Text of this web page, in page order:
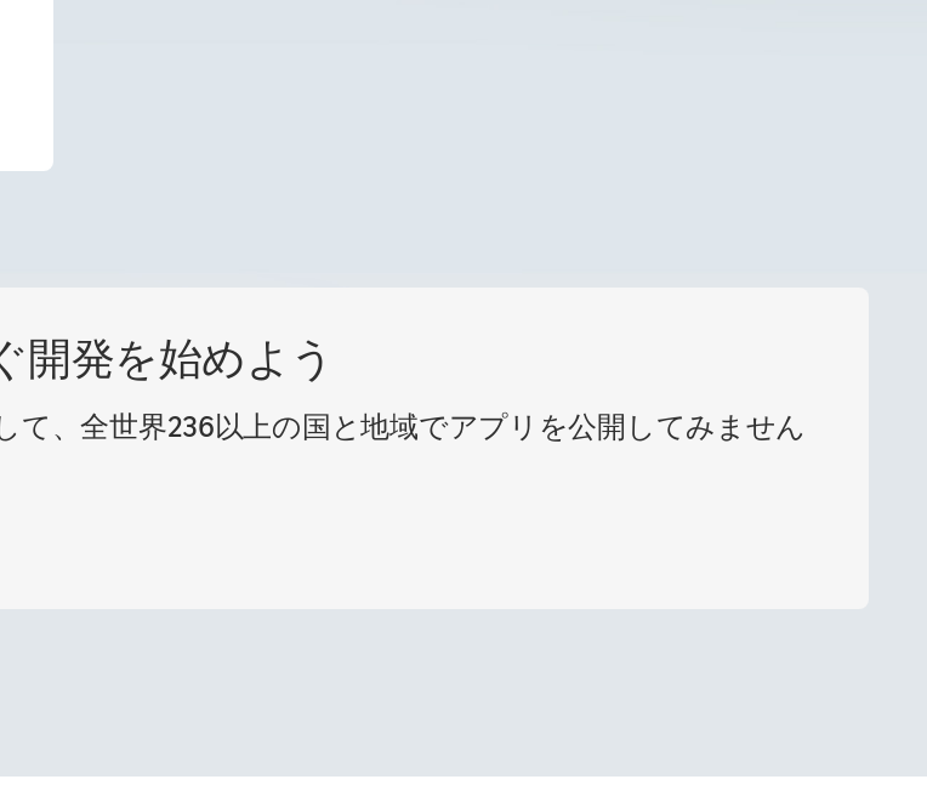
開発を始めよう
て、全世界236以上の国と地域でアプリを公開してみません